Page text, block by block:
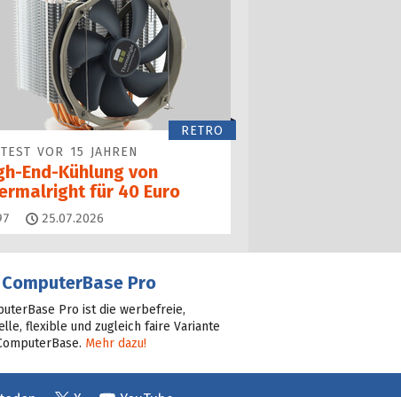
RETRO
VOR 15 JAHREN
End-Kühlung von
für 40 Euro
Kommentare
25.07.2026
ComputerBase Pro
Pro ist die werbefreie,
flexible und zugleich faire Variante
Mehr dazu!